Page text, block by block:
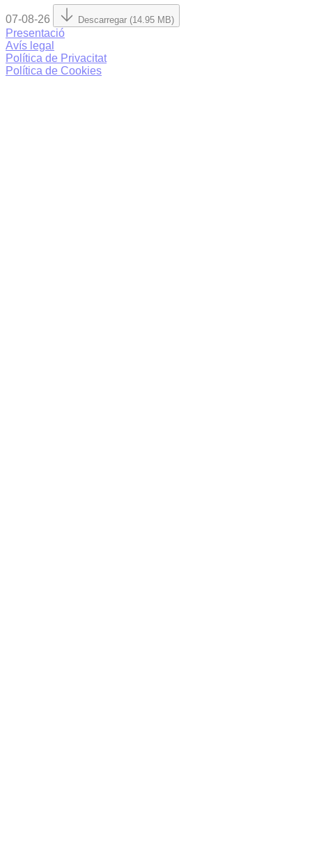
07-08-26 Descarregar (14.95 MB)
Presentació
Avís legal
Política de Privacitat
Política de Cookies